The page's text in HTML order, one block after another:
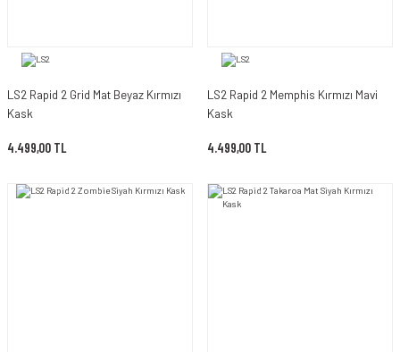
LS2 Rapid 2 Grid Mat Beyaz Kırmızı
Kask
4.499,00 TL
LS2 Rapid 2 Memphis Kırmızı Mavi
Kask
4.499,00 TL